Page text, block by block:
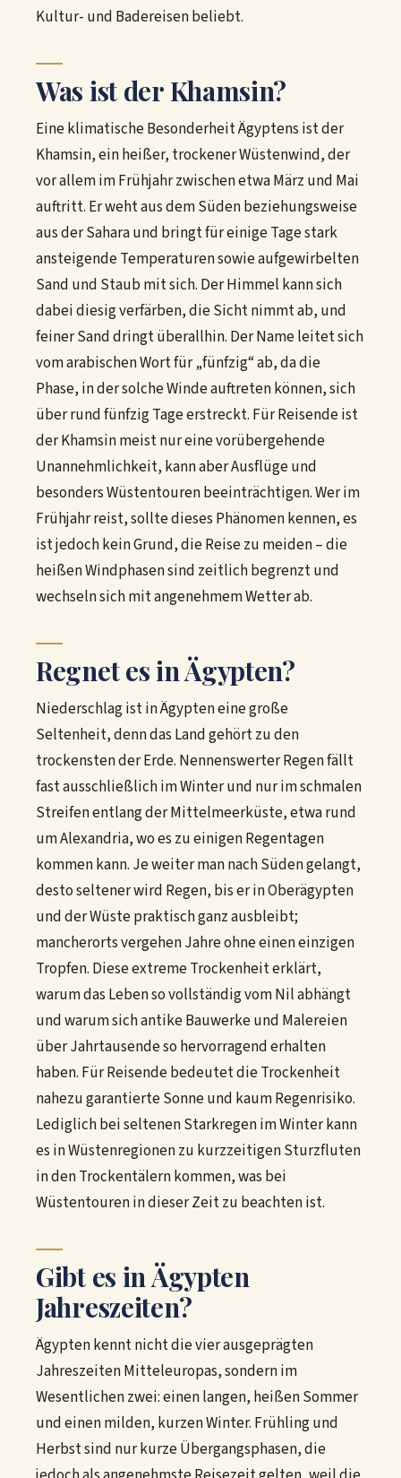
Kultur- und Badereisen beliebt.
Was ist der Khamsin?
Eine klimatische Besonderheit Ägyptens ist der
Khamsin, ein heißer, trockener Wüstenwind, der
vor allem im Frühjahr zwischen etwa März und Mai
auftritt. Er weht aus dem Süden beziehungsweise
aus der Sahara und bringt für einige Tage stark
ansteigende Temperaturen sowie aufgewirbelten
Sand und Staub mit sich. Der Himmel kann sich
dabei diesig verfärben, die Sicht nimmt ab, und
feiner Sand dringt überallhin. Der Name leitet sich
vom arabischen Wort für „fünfzig“ ab, da die
Phase, in der solche Winde auftreten können, sich
über rund fünfzig Tage erstreckt. Für Reisende ist
der Khamsin meist nur eine vorübergehende
Unannehmlichkeit, kann aber Ausflüge und
besonders Wüstentouren beeinträchtigen. Wer im
Frühjahr reist, sollte dieses Phänomen kennen, es
ist jedoch kein Grund, die Reise zu meiden – die
heißen Windphasen sind zeitlich begrenzt und
wechseln sich mit angenehmem Wetter ab.
Regnet es in Ägypten?
Niederschlag ist in Ägypten eine große
Seltenheit, denn das Land gehört zu den
trockensten der Erde. Nennenswerter Regen fällt
fast ausschließlich im Winter und nur im schmalen
Streifen entlang der Mittelmeerküste, etwa rund
um Alexandria, wo es zu einigen Regentagen
kommen kann. Je weiter man nach Süden gelangt,
desto seltener wird Regen, bis er in Oberägypten
und der Wüste praktisch ganz ausbleibt;
mancherorts vergehen Jahre ohne einen einzigen
Tropfen. Diese extreme Trockenheit erklärt,
warum das Leben so vollständig vom Nil abhängt
und warum sich antike Bauwerke und Malereien
über Jahrtausende so hervorragend erhalten
haben. Für Reisende bedeutet die Trockenheit
nahezu garantierte Sonne und kaum Regenrisiko.
Lediglich bei seltenen Starkregen im Winter kann
es in Wüstenregionen zu kurzzeitigen Sturzfluten
in den Trockentälern kommen, was bei
Wüstentouren in dieser Zeit zu beachten ist.
Gibt es in Ägypten
Jahreszeiten?
Ägypten kennt nicht die vier ausgeprägten
Jahreszeiten Mitteleuropas, sondern im
Wesentlichen zwei: einen langen, heißen Sommer
und einen milden, kurzen Winter. Frühling und
Herbst sind nur kurze Übergangsphasen, die